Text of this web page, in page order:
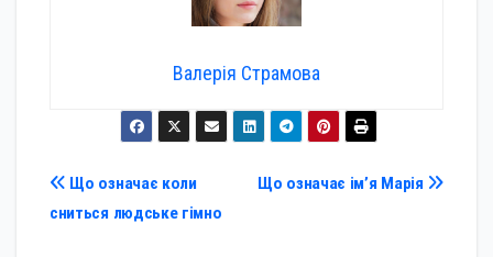
Валерія Страмова
Навігація
записів
Що означає ім’я Марія
Що означає коли
сниться людське гімно